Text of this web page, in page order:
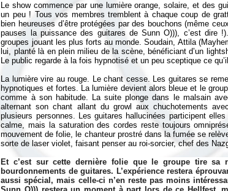
Le show commence par une lumière orange, solaire, et des
un peu ! Tous vos membres tremblent à chaque coup de
bien heureuses d’être protégées par des bouchons (même
pauses la puissance des guitares de Sunn O))), c’est dire
groupes jouant les plus forts au monde. Soudain, Attila
lui, planté là en plein milieu de la scène, bénéficiant d’un
Le public regarde à la fois hypnotisé et un peu sceptique ce
La lumière vire au rouge. Le chant cesse. Les guitares se
hypnotiques et fortes. La lumière devient alors bleue et le
comme à son habitude. La suite plonge dans le malsain
alternant son chant allant du growl aux chuchotements
plusieurs personnes. Les guitares hallucinées participent
calme, mais la saturation des cordes reste toujours
mouvement de folie, le chanteur prostré dans la fumée se
sorte de laser violet, faisant penser au roi-sorcier, chef des
Et c’est sur cette dernière folie que le groupe tire sa
bourdonnements de guitares. L’expérience restera
aussi spécial, mais celle-ci n’en reste pas moins